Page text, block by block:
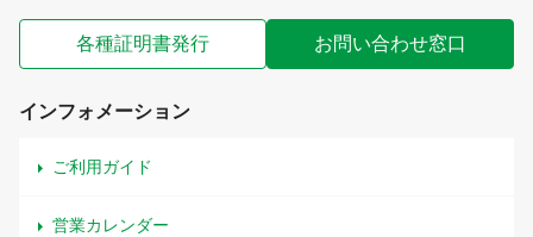
各種証明書発行 お問い合わせ窓口
インフォメーション
ご利用ガイド
営業カレンダー